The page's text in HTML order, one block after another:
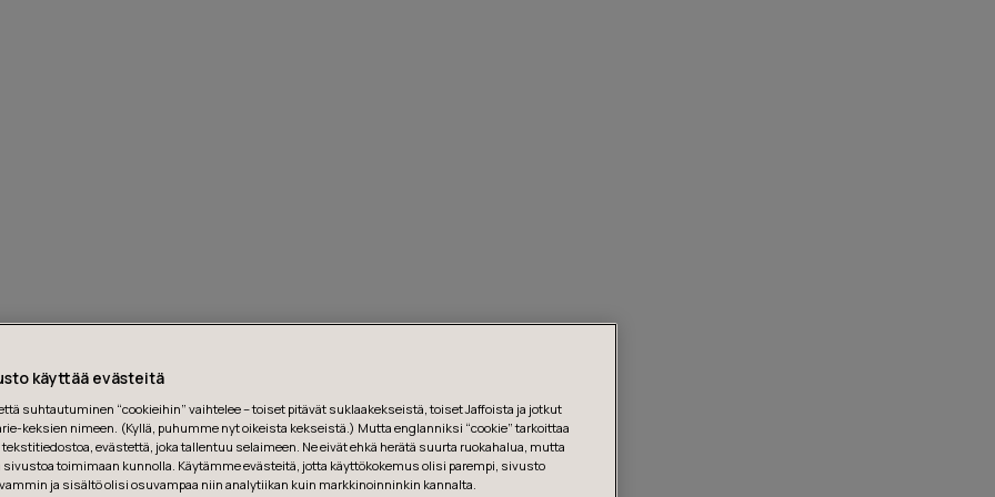
Bergmannstraße 5, Haus 4, 10961 Berlin, Germany
käyttää evästeitä
suhtautuminen “cookieihin” vaihtelee – toiset pitävät suklaakekseistä, toiset Jaffoista ja jotkut
keksien nimeen. (Kyllä, puhumme nyt oikeista kekseistä.) Mutta englanniksi “cookie” tarkoittaa
evästettä, joka tallentuu selaimeen. Ne eivät ehkä herätä suurta ruokahalua, mutta
sivustoa toimimaan kunnolla. Käytämme evästeitä, jotta käyttökokemus olisi parempi, sivusto
ja sisältö olisi osuvampaa niin analytiikan kuin markkinoinninkin kannalta.